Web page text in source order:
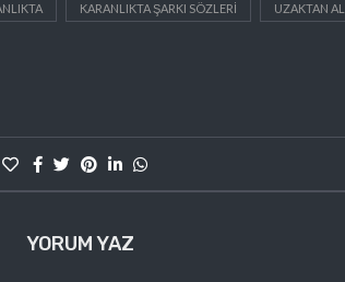
KARANLIKTA ŞARKI SÖZLERI UZAKTAN
YORUM YAZ